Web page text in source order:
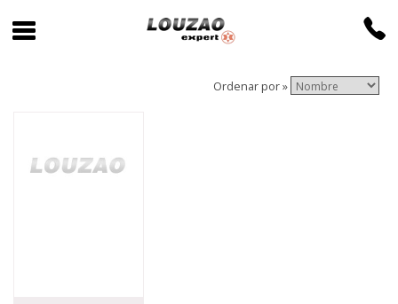
Ordenar por »